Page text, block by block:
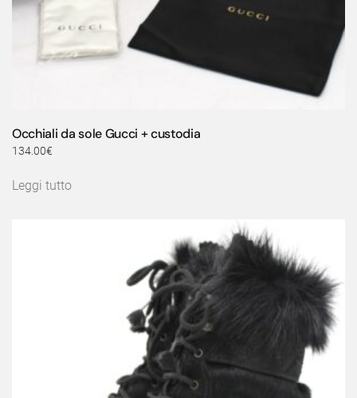
Occhiali da sole Gucci + custodia
134.00€
Leggi tutto